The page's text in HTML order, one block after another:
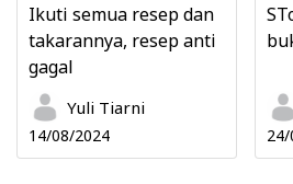
Ikuti semua resep dan
takarannya, resep anti
gagal
Yuli Tiarni
14/08/2024